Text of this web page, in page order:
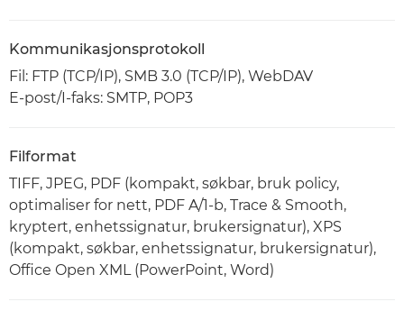
Kommunikasjonsprotokoll
Fil: FTP (TCP/IP), SMB 3.0 (TCP/IP), WebDAV
E-post/I-faks: SMTP, POP3
Filformat
TIFF, JPEG, PDF (kompakt, søkbar, bruk policy,
optimaliser for nett, PDF A/1-b, Trace & Smooth,
kryptert, enhetssignatur, brukersignatur), XPS
(kompakt, søkbar, enhetssignatur, brukersignatur),
Office Open XML (PowerPoint, Word)